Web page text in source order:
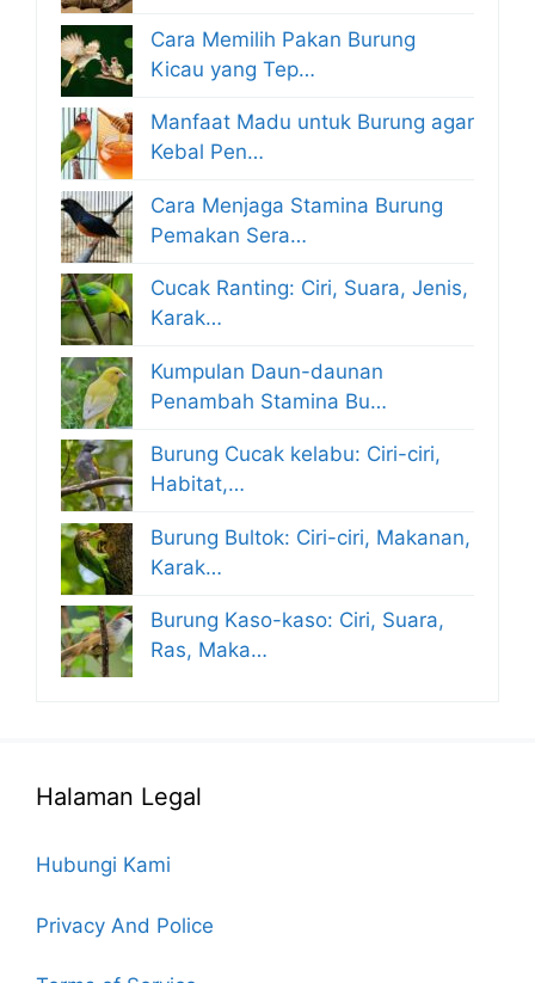
Cara Memilih Pakan Burung
Kicau yang Tep…
Manfaat Madu untuk Burung agar
Kebal Pen…
Cara Menjaga Stamina Burung
Pemakan Sera…
Cucak Ranting: Ciri, Suara, Jenis,
Karak…
Kumpulan Daun-daunan
Penambah Stamina Bu…
Burung Cucak kelabu: Ciri-ciri,
Habitat,…
Burung Bultok: Ciri-ciri, Makanan,
Karak…
Burung Kaso-kaso: Ciri, Suara,
Ras, Maka…
Halaman Legal
Hubungi Kami
Privacy And Police